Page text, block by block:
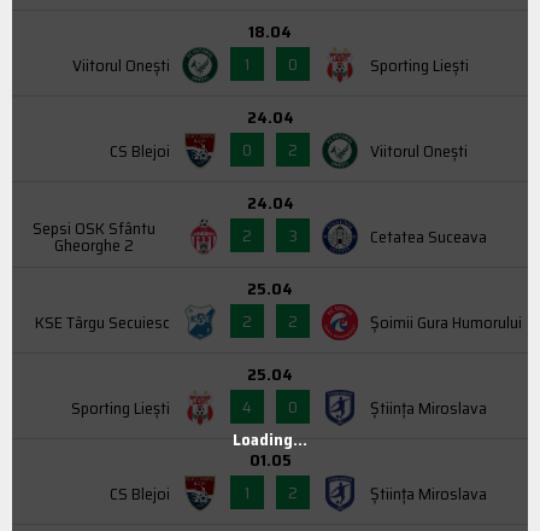
Viitorul Onești
18.04
1
0 Sporting Liești
CS Blejoi
24.04
0
2 Viitorul Onești
Sepsi OSK Sfântu
Gheorghe 2
24.04
2
3 Cetatea Suceava
KSE Târgu Secuiesc
25.04
2
2 Şoimii Gura Humorului
Sporting Liești
25.04
4
0 Știința Miroslava
CS Blejoi
01.05
1
2 Știința Miroslava
Loading...